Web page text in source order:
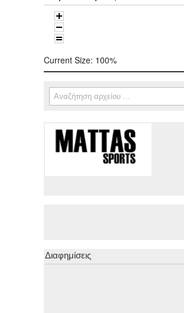
Current Size: 100%
Φόρμα αναζήτησης
Αναζήτηση
Διαφημίσεις